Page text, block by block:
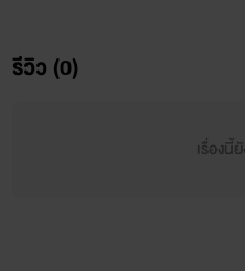
รีวิว (0)
เรื่องนี้